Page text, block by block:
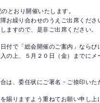
とおり開催いたします。
お繰り合わせのうえご出席くだ
ますので、是非ご出席ください。
付で「総会開催のご案内」なら
の上、５月２０日（金）までに
は、委任状にご署名・ご捺印い
賜りますよう重ねてお願い申し上